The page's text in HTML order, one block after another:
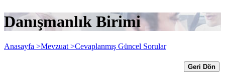
Danışmanlık Birimi
Anasayfa >Mevzuat >Cevaplanmış Güncel Sorular
Geri Dön